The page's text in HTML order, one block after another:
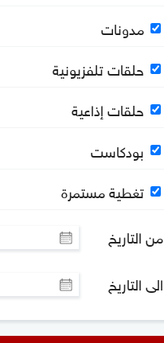
مدونات
حلقات تلفزيونية
حلقات إذاعية
بودكاست
تغطية مستمرة
من التاريخ
الى التاريخ